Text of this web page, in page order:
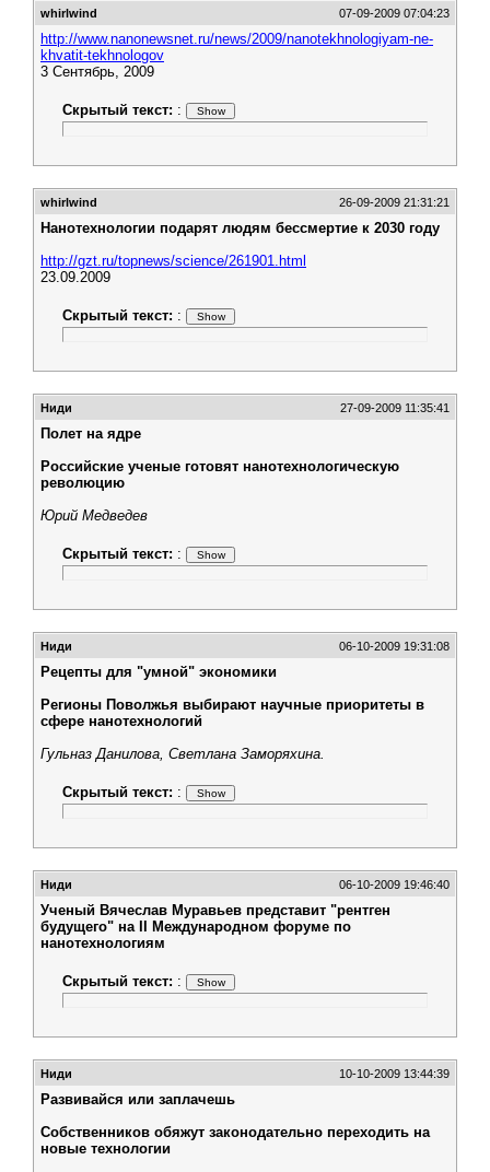
whirlwind 07-09-2009 07:04:23
http://www.nanonewsnet.ru/news/2009/nanotekhnologiyam-ne-
khvatit-tekhnologov
3 Сентябрь, 2009
Скрытый текст: :
whirlwind 26-09-2009 21:31:21
Нанотехнологии подарят людям бессмертие к 2030 году
http://gzt.ru/topnews/science/261901.html
23.09.2009
Скрытый текст: :
Ниди 27-09-2009 11:35:41
Полет на ядре
Российские ученые готовят нанотехнологическую
революцию
Юрий Медведев
Скрытый текст: :
Ниди 06-10-2009 19:31:08
Рецепты для "умной" экономики
Регионы Поволжья выбирают научные приоритеты в
сфере нанотехнологий
Гульназ Данилова, Светлана Заморяхина.
Скрытый текст: :
Ниди 06-10-2009 19:46:40
Ученый Вячеслав Муравьев представит "рентген
будущего" на II Международном форуме по
нанотехнологиям
Скрытый текст: :
Ниди 10-10-2009 13:44:39
Развивайся или заплачешь
Собственников обяжут законодательно переходить на
новые технологии